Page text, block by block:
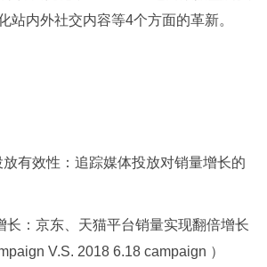
站内外社交内容等4个方面的革新。
效性：追踪媒体投放对销量增长的
京东、天猫平台销量实现翻倍增长
V.S. 2018 6.18 campaign ）